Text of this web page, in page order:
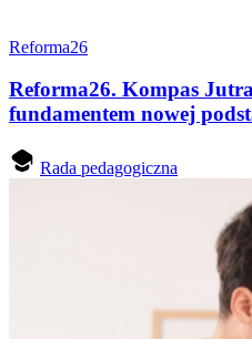
Reforma26
Reforma26. Kompas
fundamentem nowej
Rada pedagogiczna